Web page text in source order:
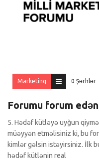
Marketinq 0 Şərhlər
Forumu forum
5. Hədəf kütləyə uyğun
müəyyən etməlisiniz ki, bu
kimlər gəlsin istəyirsiniz. İlk
hədəf kütlənin real